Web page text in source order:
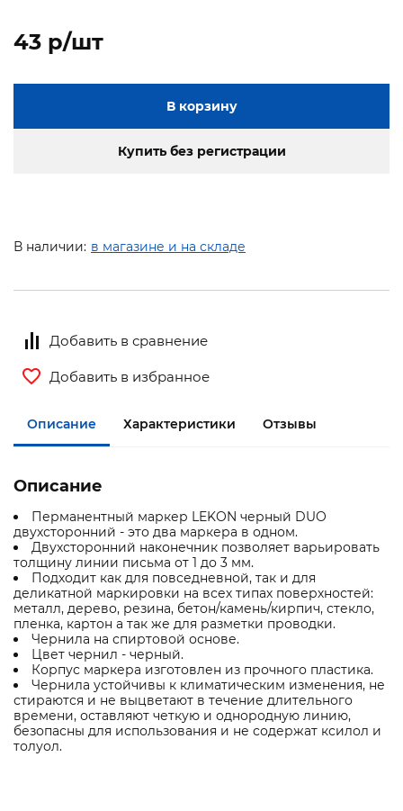
43 p/шт
В корзину
Купить без регистрации
В наличии: в магазине и на складе
Добавить в сравнение
Добавить в избранное
Описание Характеристики Отзывы
Описание
Перманентный маркер LEKON черный DUO
двухсторонний - это два маркера в одном.
Двухсторонний наконечник позволяет варьировать
толщину линии письма от 1 до 3 мм.
Подходит как для повседневной, так и для
деликатной маркировки на всех типах поверхностей:
металл, дерево, резина, бетон/камень/кирпич, стекло,
пленка, картон а так же для разметки проводки.
Чернила на спиртовой основе.
Цвет чернил - черный.
Корпус маркера изготовлен из прочного пластика.
Чернила устойчивы к климатическим изменения, не
стираются и не выцветают в течение длительного
времени, оставляют четкую и однородную линию,
безопасны для использования и не содержат ксилол и
толуол.